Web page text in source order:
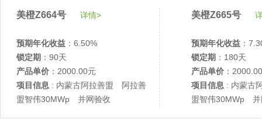
美橙Z664号 详情>
预期年化收益 ：6.50%
锁定期 ：90天
产品单价 ：2000.00元
项目信息 : 内蒙古阿拉善盟 阿拉善
盟智伟30MWp 并网验收
美橙Z665号
预期年化收益 ：
锁定期 ：180天
产品单价 ：
项目信息 : 内蒙古
盟智伟30MWp 并